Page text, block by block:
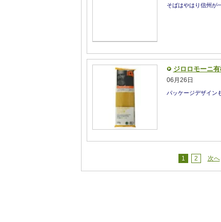
そばはやはり信州が
ジロロモーニ
06月26日
パッケージデザイン
1 2 次へ